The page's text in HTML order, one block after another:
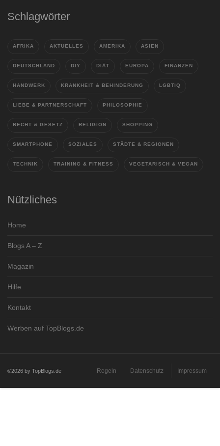
Schlagwörter
AFRIKA AKTUELLES AMERIKA ASIEN
DEUTSCHLAND DIY DIÄT EUROPA FINANZEN
HANDWERK KRANKHEIT & BEHINDERUNG LGBTIQ
LIEBE & PARTNERSCHAFT PHILOSOPHIE
RECHT & GESETZ RELIGION SHOPPING
SMARTPHONE SOZIALES STÄDTE & REGIONEN
TECHNIK TRAINING & FITNESS VEGETARISCH & VEGAN
Nützliches
Home
Blogs A – Z
Magazin
Hilfe
Kontakt
Werben auf TopBlogs.de
©2026 by TopBlogs.de Regeln Datenschutz Impressum